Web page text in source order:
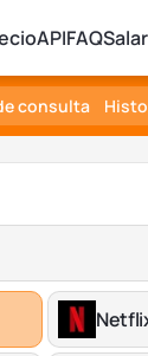
APIFAQ
consulta